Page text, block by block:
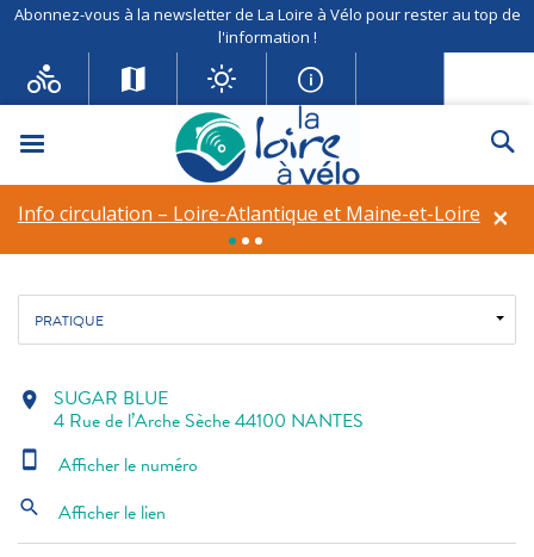
Abonnez-vous à la newsletter de La Loire à Vélo pour rester au top de
l'information !
Menu
×
Info circulation – Loire-Atlantique et Maine-et-Loire
SUGAR BLUE
Restaurant
Fil d'ariane
Accueil Restauration SUGAR BLUE
PRATIQUE
location_on SUGAR BLUE
4 Rue de l’Arche Sèche 44100 NANTES
smartphone Afficher le numéro
search Afficher le lien